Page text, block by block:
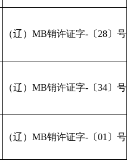
（辽）MB销许证字-〔28〕号
（辽）MB销许证字-〔34〕号
（辽）MB销许证字-〔01〕号